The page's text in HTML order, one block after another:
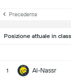
Precedente
Posizione attuale in
1 Al-Nassr